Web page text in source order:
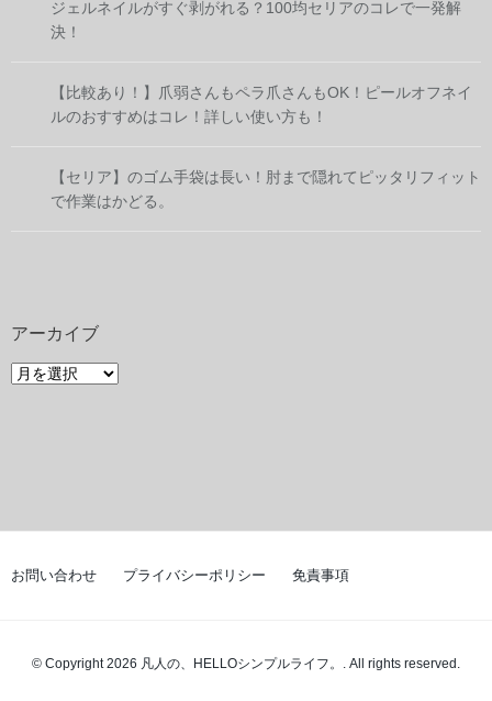
ジェルネイルがすぐ剥がれる？100均セリアのコレで一発解
決！
【比較あり！】爪弱さんもペラ爪さんもOK！ピールオフネイ
ルのおすすめはコレ！詳しい使い方も！
【セリア】のゴム手袋は長い！肘まで隠れてピッタリフィット
で作業はかどる。
アーカイブ
ア
お問い合わせ プライバシーポリシー 免責事項
© Copyright 2026 凡人の、HELLOシンプルライフ。. All rights reserved.